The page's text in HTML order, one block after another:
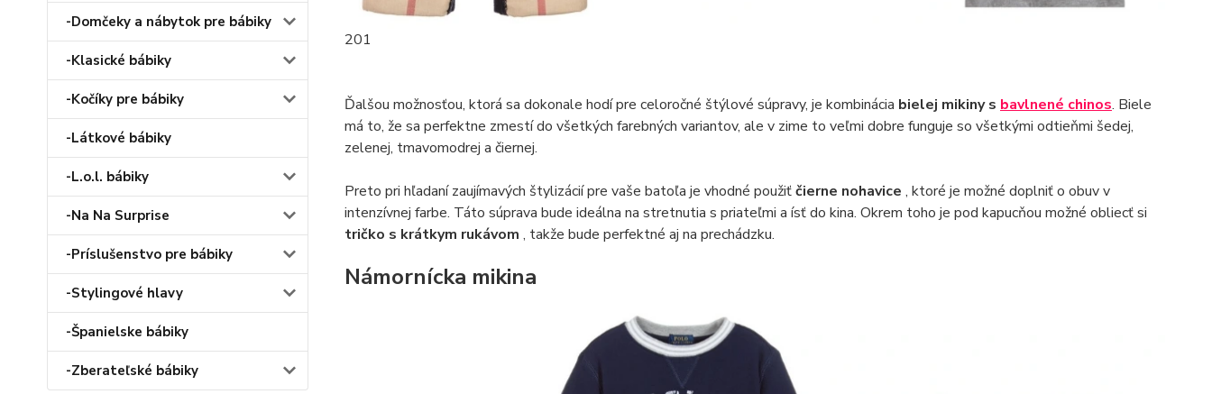
-Domčeky a nábytok pre bábiky
-Klasické bábiky
-Kočíky pre bábiky
-Látkové bábiky
-L.o.l. bábiky
-Na Na Surprise
-Príslušenstvo pre bábiky
-Stylingové hlavy
-Španielske bábiky
-Zberateľské bábiky
201
Ďalšou možnosťou, ktorá sa dokonale hodí pre celoročné štýlové súpravy, je kombinácia bielej mikiny s bavlnené chinos. Biele
má to, že sa perfektne zmestí do všetkých farebných variantov, ale v zime to veľmi dobre funguje so všetkými odtieňmi šedej,
zelenej, tmavomodrej a čiernej.
Preto pri hľadaní zaujímavých štylizácií pre vaše batoľa je vhodné použiťčierne nohavice , ktoré je možné doplniť o obuv v
intenzívnej farbe. Táto súprava bude ideálna na stretnutia s priateľmi a ísť do kina. Okrem toho je pod kapucňou možné obliecť si
tričko s krátkym rukávom , takže bude perfektné aj na prechádzku.
Námornícka mikina